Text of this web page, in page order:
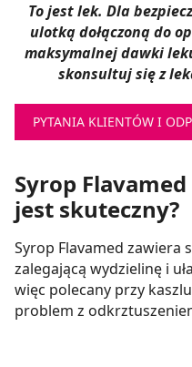
To jest lek. Dla
ulotką dołączoną do
maksymalnej dawki
skonsultuj się z
PYTANIA KLIENTÓW I
Syrop
jest skuteczny?
Syrop Flavamed zawiera
zalegającą wydzielinę i
więc polecany przy
problem z